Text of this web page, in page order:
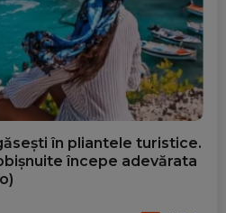
în pliantele turistice.
începe adevărata